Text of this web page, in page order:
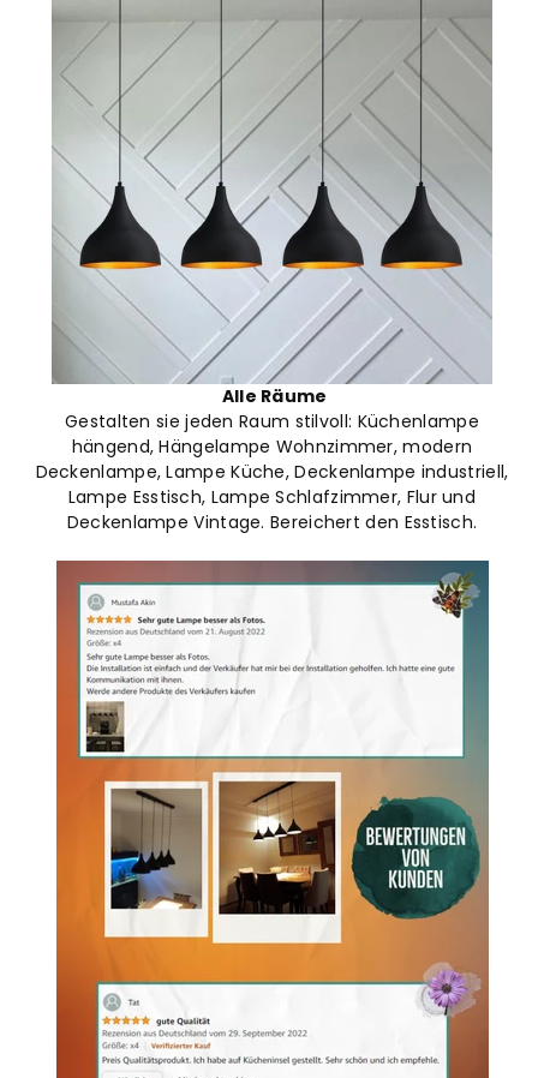
Alle Räume
Gestalten sie jeden Raum stilvoll: Küchenlampe
hängend, Hängelampe Wohnzimmer, modern
Deckenlampe, Lampe Küche, Deckenlampe industriell,
Lampe Esstisch, Lampe Schlafzimmer, Flur und
Deckenlampe Vintage. Bereichert den Esstisch.